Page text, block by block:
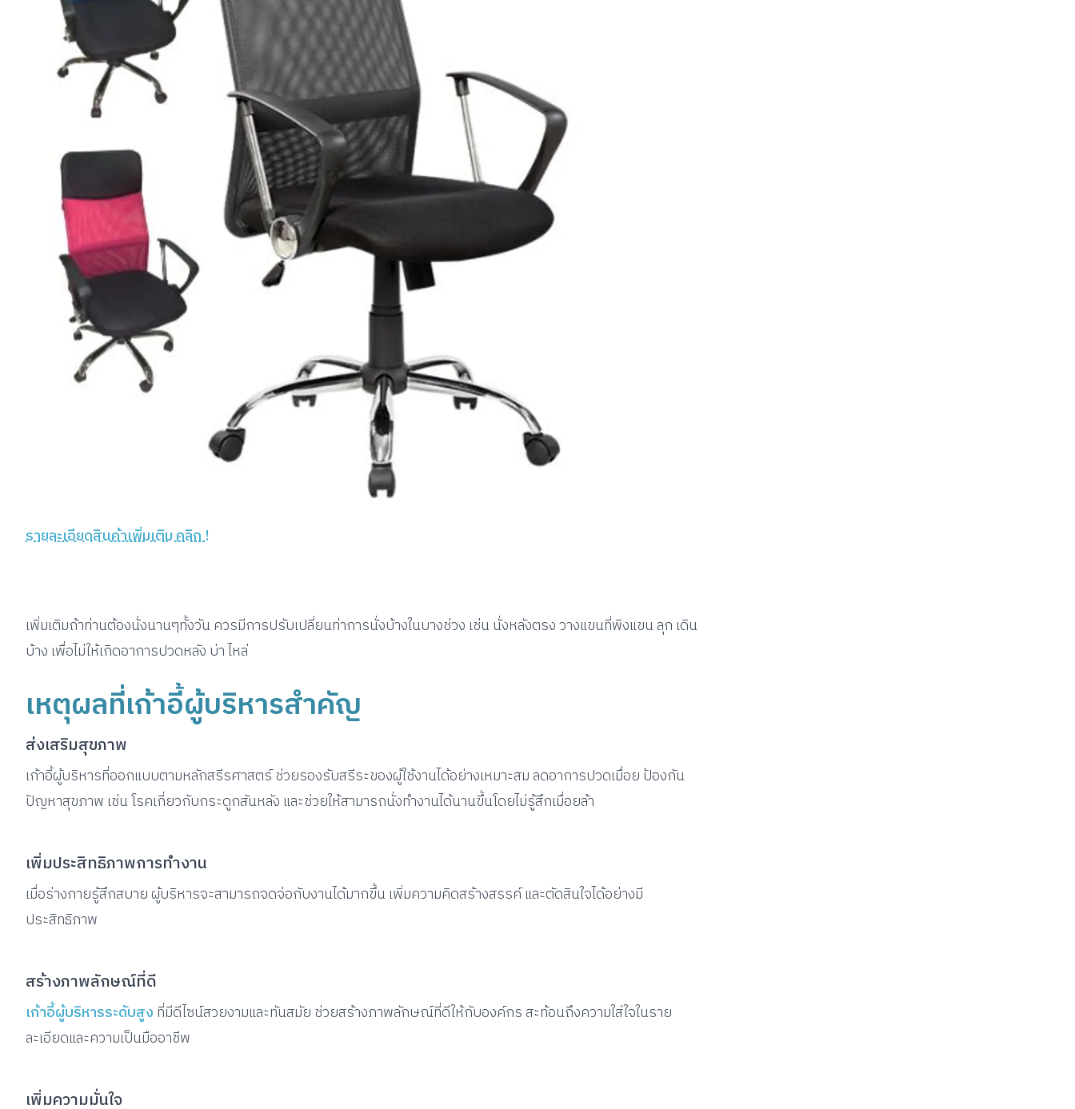
รายละเอียดสินค้าเพิ่มเติม คลิก !
เพิ่มเติมถ้าท่านต้องนั่งนานๆทั้งวัน ควรมีการปรับเปลี่ยนท่าการนั่งบ้างในบางช่วง เช่น นั่งหลังตรง วางแขนที่พิงแขน ลุก เดิน
บ้าง เพื่อไม่ให้เกิดอาการปวดหลัง บ่า ไหล่
เหตุผลที่เก้าอี้ผู้บริหารสำคัญ
ส่งเสริมสุขภาพ
เก้าอี้ผู้บริหารที่ออกแบบตามหลักสรีรศาสตร์ ช่วยรองรับสรีระของผู้ใช้งานได้อย่างเหมาะสม ลดอาการปวดเมื่อย ป้องกัน
ปัญหาสุขภาพ เช่น โรคเกี่ยวกับกระดูกสันหลัง และช่วยให้สามารถนั่งทำงานได้นานขึ้นโดยไม่รู้สึกเมื่อยล้า
เพิ่มประสิทธิภาพการทำงาน
เมื่อร่างกายรู้สึกสบาย ผู้บริหารจะสามารถจดจ่อกับงานได้มากขึ้น เพิ่มความคิดสร้างสรรค์ และตัดสินใจได้อย่างมี
ประสิทธิภาพ
สร้างภาพลักษณ์ที่ดี
เก้าอี้ผู้บริหารระดับสูง ที่มีดีไซน์สวยงามและทันสมัย ช่วยสร้างภาพลักษณ์ที่ดีให้กับองค์กร สะท้อนถึงความใส่ใจในราย
ละเอียดและความเป็นมืออาชีพ
เพิ่มความมั่นใจ